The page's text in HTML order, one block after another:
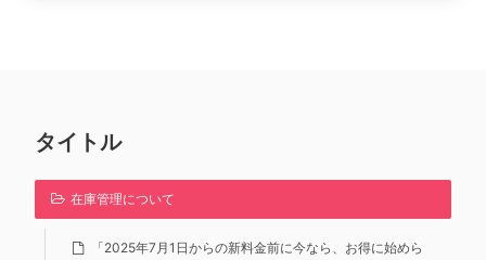
タイトル
在庫管理について
「2025年7月1日からの新料金前に今なら、お得に始めら